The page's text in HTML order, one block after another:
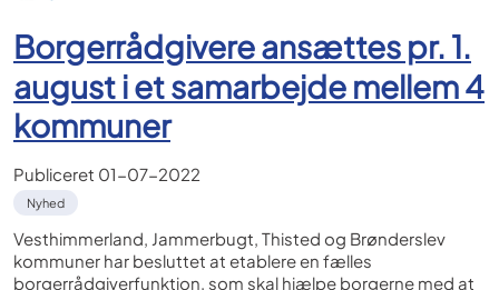
Borgerrådgivere ansættes pr. 1.
august i et samarbejde mellem 4
kommuner
Publiceret 01-07-2022
Nyhed
Vesthimmerland, Jammerbugt, Thisted og Brønderslev
kommuner har besluttet at etablere en fælles
borgerrådgiverfunktion, som skal hjælpe borgerne med at